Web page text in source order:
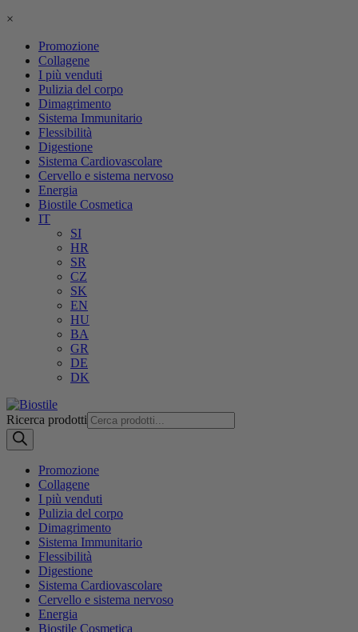
×
Promozione
Collagene
I più venduti
Pulizia del corpo
Dimagrimento
Sistema Immunitario
Flessibilità
Digestione
Sistema Cardiovascolare
Cervello e sistema nervoso
Energia
Biostile Cosmetica
IT
SI
HR
SR
CZ
SK
EN
HU
BA
GR
DE
DK
Ricerca prodotti
Promozione
Collagene
I più venduti
Pulizia del corpo
Dimagrimento
Sistema Immunitario
Flessibilità
Digestione
Sistema Cardiovascolare
Cervello e sistema nervoso
Energia
Biostile Cosmetica